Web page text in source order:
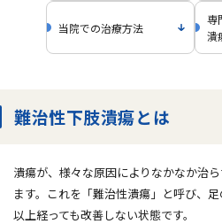
当院での治療方法
専
潰
難治性下肢潰瘍とは
潰瘍が、様々な原因によりなかなか治
ます。これを「難治性潰瘍」と呼び、
以上経っても改善しない状態です。